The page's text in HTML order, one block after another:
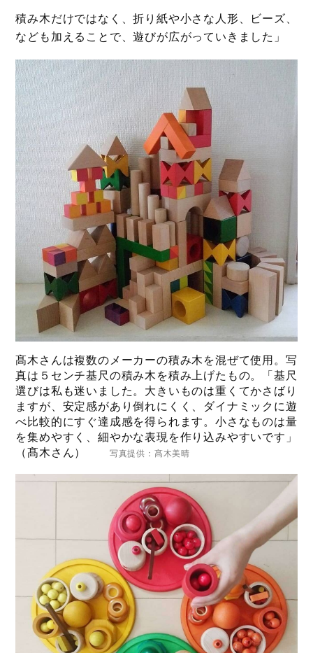
積み木だけではなく、折り紙や小さな人形、ビーズ、
なども加えることで、遊びが広がっていきました」
髙木さんは複数のメーカーの積み木を混ぜて使用。写
真は５センチ基尺の積み木を積み上げたもの。「基尺
選びは私も迷いました。大きいものは重くてかさばり
ますが、安定感があり倒れにくく、ダイナミックに遊
べ比較的にすぐ達成感を得られます。小さなものは量
を集めやすく、細やかな表現を作り込みやすいです」
（髙木さん）
写真提供：髙木美晴